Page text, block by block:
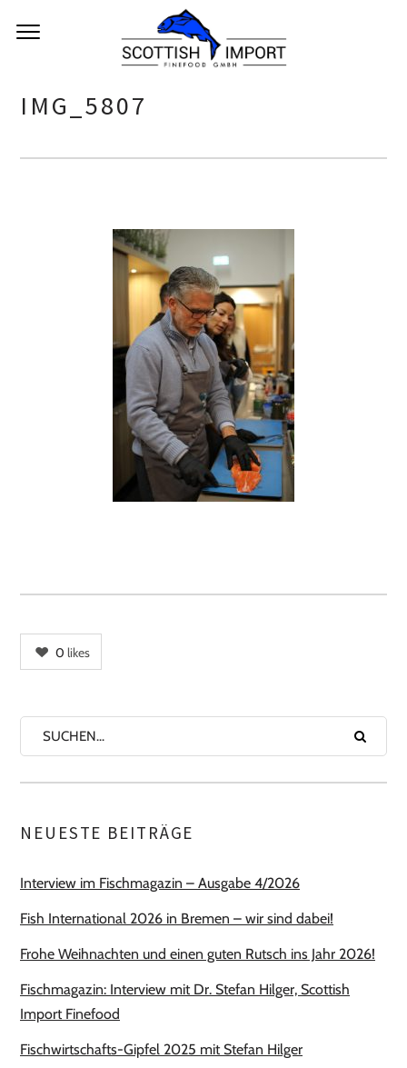
IMG_5807
0 likes
NEUESTE BEITRÄGE
Interview im Fischmagazin – Ausgabe 4/2026
Fish International 2026 in Bremen – wir sind dabei!
Frohe Weihnachten und einen guten Rutsch ins Jahr 2026!
Fischmagazin: Interview mit Dr. Stefan Hilger, Scottish
Import Finefood
Fischwirtschafts-Gipfel 2025 mit Stefan Hilger